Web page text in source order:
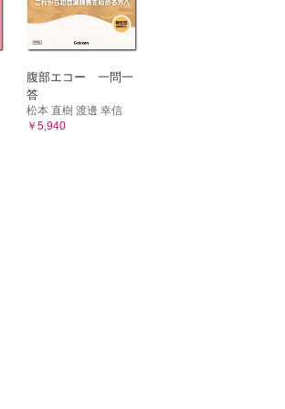
腹部エコー 一問一
答
松本 直樹 渡邊 幸信
￥5,940